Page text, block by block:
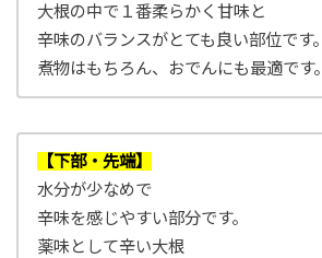
大根の中で１番柔らかく甘味と
辛味のバランスがとても良い部位です。
煮物はもちろん、おでんにも最適です。
【下部・先端】
水分が少なめで
辛味を感じやすい部分です。
薬味として辛い大根